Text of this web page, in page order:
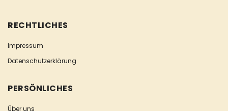
RECHTLICHES
Impressum
Datenschutzerklärung
PERSÖNLICHES
Über uns